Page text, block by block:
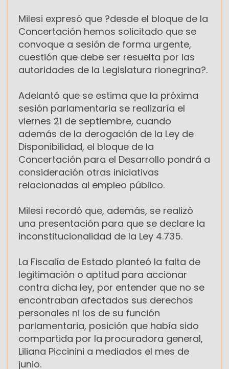
Milesi expresó que ?desde el bloque de la
Concertación hemos solicitado que se
convoque a sesión de forma urgente,
cuestión que debe ser resuelta por las
autoridades de la Legislatura rionegrina?.
Adelantó que se estima que la próxima
sesión parlamentaria se realizaría el
viernes 21 de septiembre, cuando
además de la derogación de la Ley de
Disponibilidad, el bloque de la
Concertación para el Desarrollo pondrá a
consideración otras iniciativas
relacionadas al empleo público.
Milesi recordó que, además, se realizó
una presentación para que se declare la
inconstitucionalidad de la Ley 4.735.
La Fiscalía de Estado planteó la falta de
legitimación o aptitud para accionar
contra dicha ley, por entender que no se
encontraban afectados sus derechos
personales ni los de su función
parlamentaria, posición que había sido
compartida por la procuradora general,
Liliana Piccinini a mediados el mes de
junio.